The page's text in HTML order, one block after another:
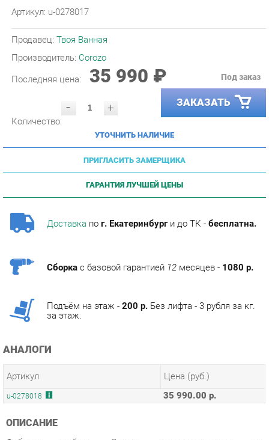
Продавец:
Производитель: Corozo
Последняя цена: 35 990 ₽
- + ЗАКАЗАТЬ
УТОЧНИТЬ НАЛИЧИЕ
ПРИГЛАСИТЬ ЗАМЕРЩИКА
ГАРАНТИЯ ЛУЧШЕЙ ЦЕНЫ
Доставкапог. Екатеринбурги до ТК -бесплатна.
Подъём на этаж - 200 р.
АНАЛОГИ
Фабрика мебели Corozo специализируется на
изготовлении мебели для ванных комнат.